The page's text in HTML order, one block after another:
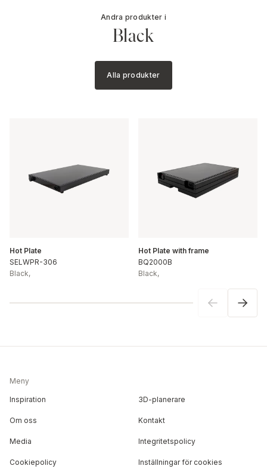
Andra produkter i
Black
Alla produkter
Hot Plate
SELWPR-306
Black,
Hot Plate with frame
BQ2000B
Black,
Meny
Inspiration 3D-planerare
Om oss Kontakt
Media Integritetspolicy
Cookiepolicy Inställningar för cookies